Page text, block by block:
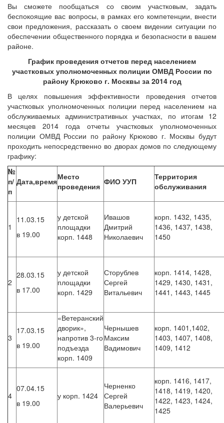
Вы сможете пообщаться со своим участковым, задать
беспокоящие вас вопросы, в рамках его компетенции, внести
свои предложения, рассказать о своем видении ситуации по
обеспечении общественного порядка и безопасности в вашем
районе.
График проведения отчетов перед населением
участковых уполномоченных полиции ОМВД России по
району Крюково г. Москвы за 2014 год
В целях повышения эффективности проведения отчетов
участковых уполномоченных полиции перед населением на
обслуживаемых административных участках, по итогам 12
месяцев 2014 года отчеты участковых уполномоченных
полиции ОМВД России по району Крюково г. Москвы будут
проходить непосредственно во дворах домов по следующему
графику:
№
п/
п
Дата,времяМесто
проведения ФИО УУП
Территория
обслуживания
1
11.03.15
в 19.00
у детской
площадки
корп. 1448
Ивашов
Дмитрий
Николаевич
корп. 1432, 1435,
1436, 1437, 1438,
1450
2
28.03.15
в 17.00
у детской
площадки
корп. 1429
Сторублев
Сергей
Витальевич
корп. 1414, 1428,
1429, 1430, 1431,
1441, 1443, 1445
3
17.03.15
в 19.00
«Ветеранский
дворик»,
напротив 3-го
подъезда
корп. 1409
Чернышев
Максим
Вадимович
корп. 1401,1402,
1403, 1407, 1408,
1409, 1412
4
07.04.15
в 19.00
у корп. 1424
Черненко
Сергей
Валерьевич
корп. 1416, 1417,
1418, 1419, 1420,
1422, 1423, 1424,
1425